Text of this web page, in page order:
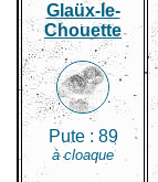
Glaüx-le-
Chouette
Pute : 89
à cloaque